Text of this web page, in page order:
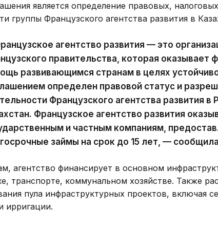
является определение правовых,
группы Французского агентства развития в
агентство развития — это
правительства, которая оказывает
развивающимся странам в целях
определен правовой статус и
Французского агентства развития в
Французское агентство развития
и частным компаниям,
займы на срок до 15 лет, —
агентство финансирует в основном
транспорте, коммунальном хозяйстве. Также
пула инфраструктурных проектов, включая
ирригации.